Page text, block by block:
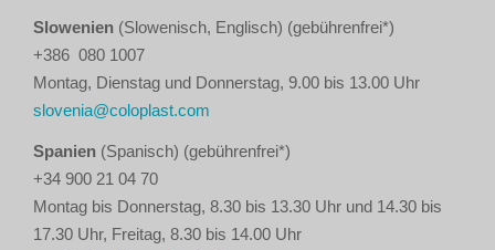
Slowenien (Slowenisch, Englisch) (gebührenfrei*)
+386 080 1007
Montag, Dienstag und Donnerstag, 9.00 bis 13.00 Uhr
slovenia@coloplast.com
Spanien (Spanisch) (gebührenfrei*)
+34 900 21 04 70
Montag bis Donnerstag, 8.30 bis 13.30 Uhr und 14.30 bis
17.30 Uhr, Freitag, 8.30 bis 14.00 Uhr